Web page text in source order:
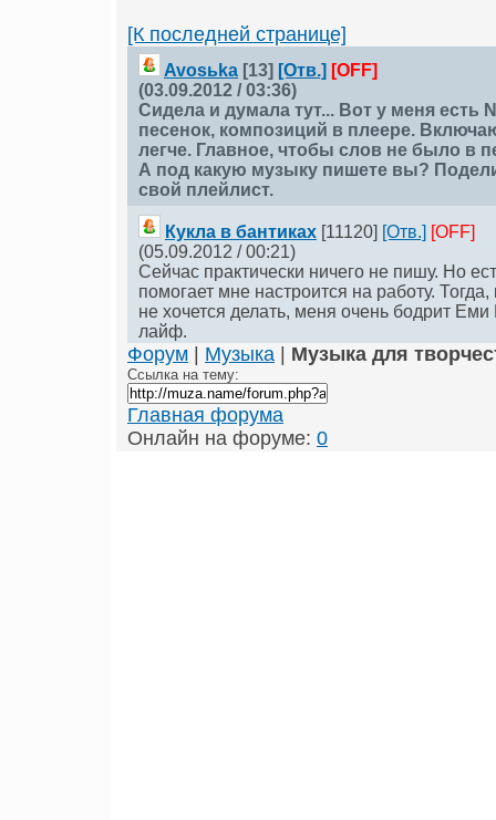
[К последней странице]
Avosьkа [13] [Отв.] [OFF]
(03.09.2012 / 03:36)
Сидела и думала тут... Вот у меня есть
песенок, композиций в плеере.
легче. Главное, чтобы слов не было в
А под какую музыку пишете вы?
свой плейлист.
Кукла в бантиках [11120] [Отв.] [OFF]
(05.09.2012 / 00:21)
Сейчас практически ничего не пишу. Но
помогает мне настроится на работу.
не хочется делать, меня очень бодрит
лайф.
Форум Музыка Музыка для
Ссылка на тему:
Главная форума
Онлайн на форуме: 0